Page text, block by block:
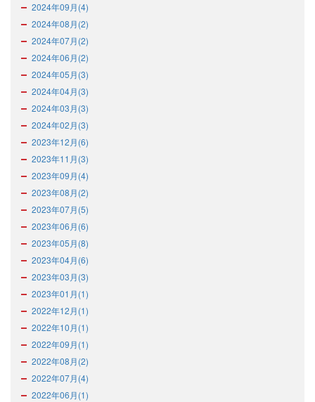
2024年09月(4)
2024年08月(2)
2024年07月(2)
2024年06月(2)
2024年05月(3)
2024年04月(3)
2024年03月(3)
2024年02月(3)
2023年12月(6)
2023年11月(3)
2023年09月(4)
2023年08月(2)
2023年07月(5)
2023年06月(6)
2023年05月(8)
2023年04月(6)
2023年03月(3)
2023年01月(1)
2022年12月(1)
2022年10月(1)
2022年09月(1)
2022年08月(2)
2022年07月(4)
2022年06月(1)